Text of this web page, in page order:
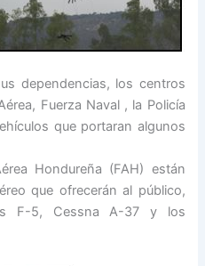
dependencias, los centros
Fuerza Naval , la Policía
que portaran algunos
Hondureña (FAH) están
que ofrecerán al público,
F-5, Cessna A-37 y los